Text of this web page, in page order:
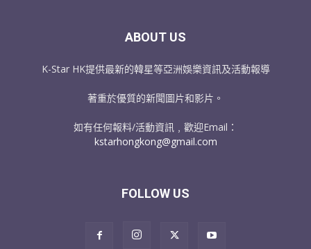
ABOUT US
K-Star HK提供最新的韓星等亞洲娛樂資訊及活動報導
著重於優質的新聞圖片和影片。
如有任何報料/活動資訊﹐歡迎Email：
kstarhongkong@gmail.com
FOLLOW US